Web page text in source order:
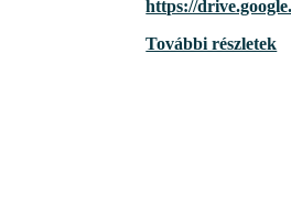
https://
További részletek